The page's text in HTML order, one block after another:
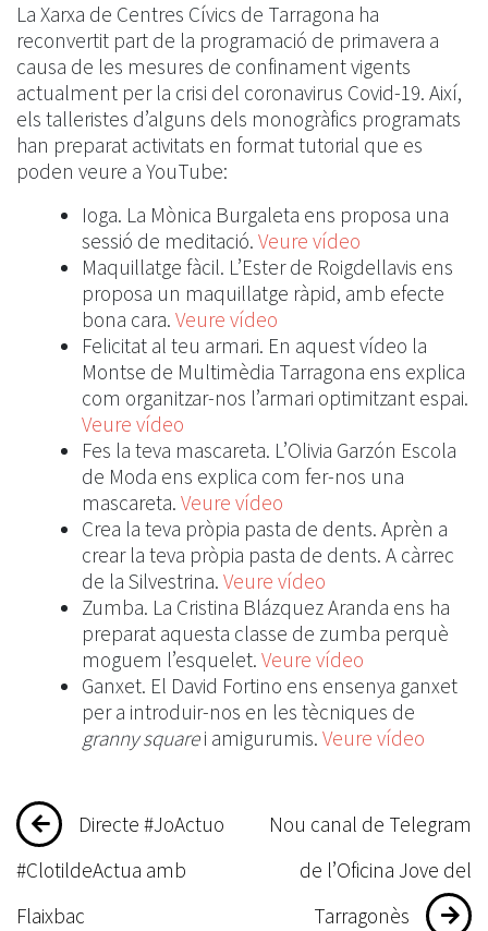
La Xarxa de Centres Cívics de Tarragona ha
reconvertit part de la programació de primavera a
causa de les mesures de confinament vigents
actualment per la crisi del coronavirus Covid-19. Així,
els talleristes d’alguns dels monogràfics programats
han preparat activitats en format tutorial que es
poden veure a YouTube:
Ioga. La Mònica Burgaleta ens proposa una
sessió de meditació. Veure vídeo
Maquillatge fàcil. L’Ester de Roigdellavis ens
proposa un maquillatge ràpid, amb efecte
bona cara. Veure vídeo
Felicitat al teu armari. En aquest vídeo la
Montse de Multimèdia Tarragona ens explica
com organitzar-nos l’armari optimitzant espai.
Veure vídeo
Fes la teva mascareta. L’Olivia Garzón Escola
de Moda ens explica com fer-nos una
mascareta. Veure vídeo
Crea la teva pròpia pasta de dents. Aprèn a
crear la teva pròpia pasta de dents. A càrrec
de la Silvestrina. Veure vídeo
Zumba. La Cristina Blázquez Aranda ens ha
preparat aquesta classe de zumba perquè
moguem l’esquelet. Veure vídeo
Ganxet. El David Fortino ens ensenya ganxet
per a introduir-nos en les tècniques de
granny squarei amigurumis. Veure vídeo
Navegació
d'entrades
Directe #JoActuo
#ClotildeActua amb
Flaixbac
Nou canal de Telegram
de l’Oficina Jove del
Tarragonès